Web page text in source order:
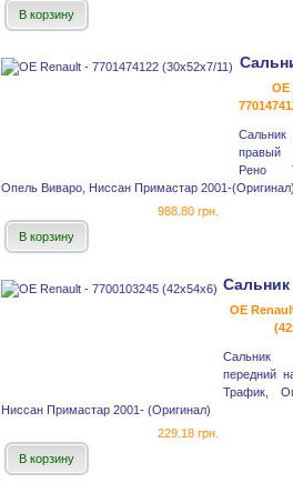
В корзину
OE
правый
Рено
Опель Виваро, Ниссан Примастар 2001-(Оригинал)
988.80 грн.
В корзину
Сальник
OE
Сальник
передний
Трафик,
Ниссан Примастар 2001- (Оригинал)
229.18 грн.
В корзину